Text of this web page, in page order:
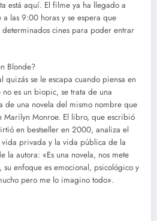
está aquí. El filme ya ha llegado a
las 9:00 horas y se espera que
cines para poder entrar
Blonde?
se le escapa cuando piensa en
es un biopic, se trata de una
de una novela del mismo nombre que
Monroe. El libro, que escribió
en bestseller en 2000, analiza el
privada y la vida pública de la
la autora: «Es una novela, nos mete
enfoque es emocional, psicológico y
pero me lo imagino todo».